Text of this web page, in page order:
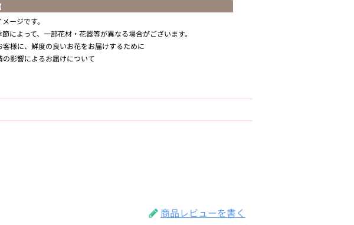
ージです。
によって、一部花材・花器等が異なる場合がございます。
客様に、鮮度の良いお花をお届けするために
の影響によるお届けについて
商品レビューを書く